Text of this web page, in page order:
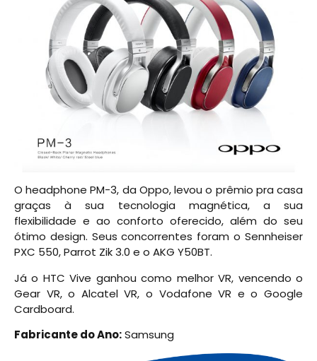
O headphone PM-3, da Oppo, levou o prêmio pra casa
graças à sua tecnologia magnética, a sua
flexibilidade e ao conforto oferecido, além do seu
ótimo design. Seus concorrentes foram o Sennheiser
PXC 550, Parrot Zik 3.0 e o AKG Y50BT.
Já o HTC Vive ganhou como melhor VR, vencendo o
Gear VR, o Alcatel VR, o Vodafone VR e o Google
Cardboard.
Fabricante do Ano:Samsung